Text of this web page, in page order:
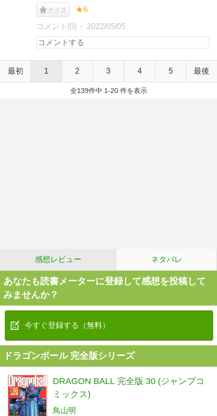
ナイス ★6
コメント(0) 2022/05/05
最初 1 2 3 4 5 最後
全139件中 1-20 件を表示
感想レビュー ネタバレ
あなたも読書メーターに登録して感想を投稿して
みませんか？
今すぐ登録する（無料）
ドラゴンボール 完全版シリーズ
DRAGON BALL 完全版 30 (ジャンプコ
ミックス)
鳥山明